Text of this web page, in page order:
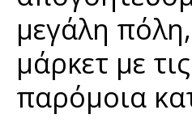
μεγάλη
μάρκετ με
παρόμοια